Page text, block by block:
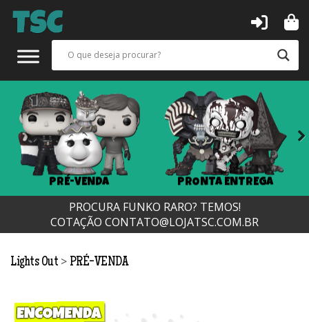
PRÉ-VENDA PRONTA ENTREGA
Next
PROCURA FUNKO RARO? TEMOS!
COTAÇÃO CONTATO@LOJATSC.COM.BR
Lights Out > PRÉ-VENDA